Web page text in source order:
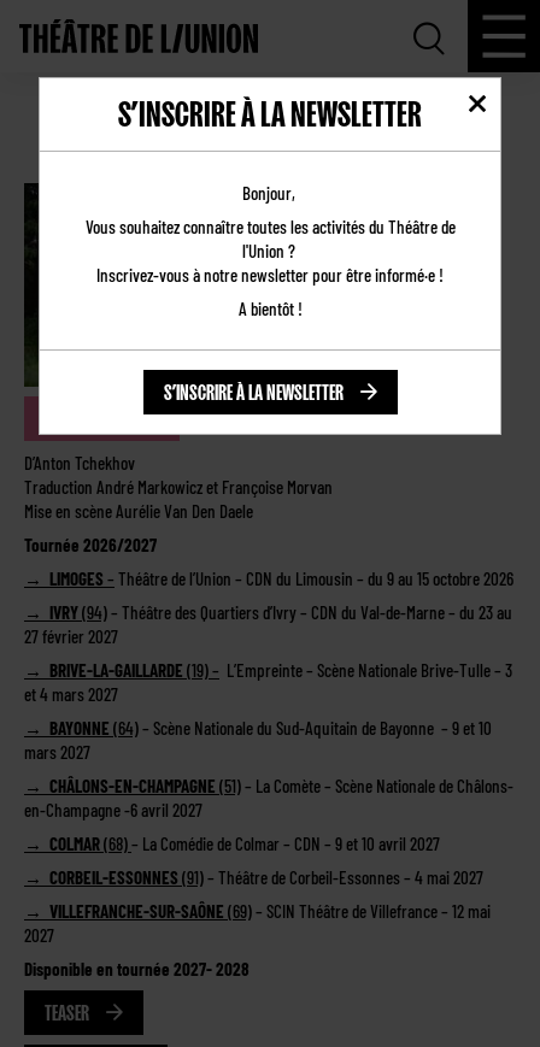
LES PRODUCTIONS ET TOURNÉES
D’Anton Tchekhov
Traduction André Markowicz et Françoise Morvan
Mise en scène Aurélie Van Den Daele
Tournée 2026/2027
→ LIMOGES – Théâtre de l’Union – CDN du Limousin – du 9 au 15 octobre 2026
→ IVRY(94)– Théâtre des Quartiers d’Ivry – CDN du Val-de-Marne – du 23 au
27 février 2027
→ BRIVE-LA-GAILLARDE (19) – L’Empreinte – Scène Nationale Brive-Tulle – 3
et 4 mars 2027
→ BAYONNE (64)– Scène Nationale du Sud-Aquitain de Bayonne – 9 et 10
mars 2027
→ CHÂLONS-EN-CHAMPAGNE (51)– La Comète – Scène Nationale de Châlons-
en-Champagne -6 avril 2027
→ COLMAR(68)– La Comédie de Colmar – CDN – 9 et 10 avril 2027
→ CORBEIL-ESSONNES (91)– Théâtre de Corbeil-Essonnes – 4 mai 2027
→ VILLEFRANCHE-SUR-SAÔNE (69)– SCIN Théâtre de Villefrance – 12 mai
2027
Disponible en tournée 2027- 2028
TEASER
S’INSCRIRE À LA NEWSLETTER
Bonjour,
Vous souhaitez connaître toutes les activités du Théâtre de
l'Union ?
Inscrivez-vous à notre newsletter pour être informé·e !
A bientôt !
S’INSCRIRE À LA NEWSLETTER